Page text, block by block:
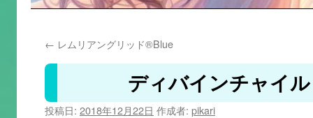
ン
ン
← レムリアングリッド®Blue
ディバインチャイ
投稿日: 2018年12月22日 作成者: pikari